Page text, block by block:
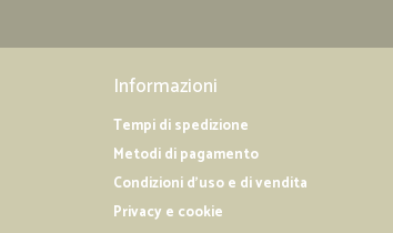
Informazioni
Tempi di spedizione
Metodi di pagamento
Condizioni d'uso e di vendita
Privacy e cookie